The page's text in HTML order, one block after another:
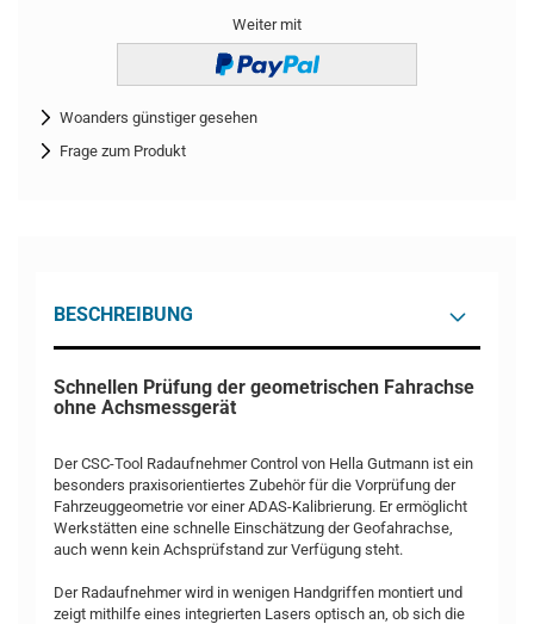
Weiter mit
Woanders günstiger gesehen
Frage zum Produkt
BESCHREIBUNG
Schnellen Prüfung der geometrischen Fahrachse
ohne Achsmessgerät
Der CSC-Tool Radaufnehmer Control von Hella Gutmann ist ein
besonders praxisorientiertes Zubehör für die Vorprüfung der
Fahrzeuggeometrie vor einer ADAS-Kalibrierung. Er ermöglicht
Werkstätten eine schnelle Einschätzung der Geofahrachse,
auch wenn kein Achsprüfstand zur Verfügung steht.
Der Radaufnehmer wird in wenigen Handgriffen montiert und
zeigt mithilfe eines integrierten Lasers optisch an, ob sich die